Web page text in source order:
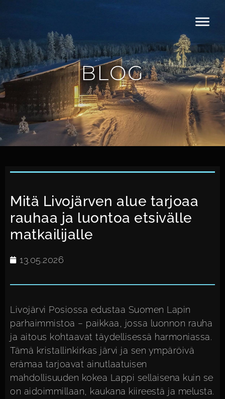
BLOG
Mitä Livojärven alue tarjoaa
rauhaa ja luontoa etsivälle
matkailijalle
13.05.2026
Livojärvi Posiossa edustaa Suomen Lapin
parhaimmistoa – paikkaa, jossa luonnon rauha
ja aitous kohtaavat täydellisessä harmoniassa.
Tämä kristallinkirkas järvi ja sen ympäröivä
erämaa tarjoavat ainutlaatuisen
mahdollisuuden kokea Lappi sellaisena kuin se
on aidoimmillaan, kaukana kiireestä ja melusta.